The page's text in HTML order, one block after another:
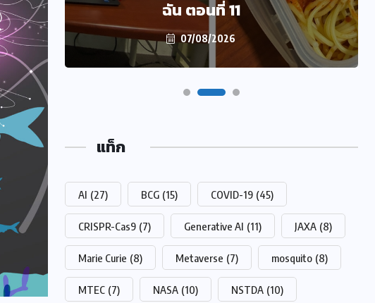
ฉัน ตอนที่ 11
07/08/2026
แท็ก
AI (27) BCG (15) COVID-19 (45)
CRISPR-Cas9 (7) Generative AI (11) JAXA (8)
Marie Curie (8) Metaverse (7) mosquito (8)
MTEC (7) NASA (10) NSTDA (10)